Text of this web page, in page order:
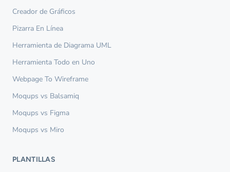
Creador de Gráficos
Pizarra En Línea
Herramienta de Diagrama UML
Herramienta Todo en Uno
Webpage To Wireframe
Moqups vs Balsamiq
Moqups vs Figma
Moqups vs Miro
PLANTILLAS